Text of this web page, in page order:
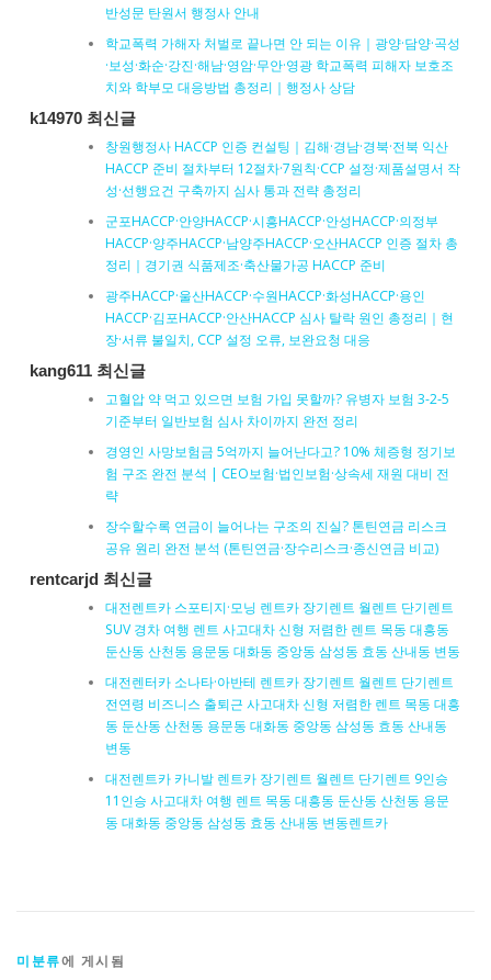
반성문 탄원서 행정사 안내
학교폭력 가해자 처벌로 끝나면 안 되는 이유｜광양·담양·곡성
·보성·화순·강진·해남·영암·무안·영광 학교폭력 피해자 보호조
치와 학부모 대응방법 총정리｜행정사 상담
k14970 최신글
창원행정사 HACCP 인증 컨설팅｜김해·경남·경북·전북 익산
HACCP 준비 절차부터 12절차·7원칙·CCP 설정·제품설명서 작
성·선행요건 구축까지 심사 통과 전략 총정리
군포HACCP·안양HACCP·시흥HACCP·안성HACCP·의정부
HACCP·양주HACCP·남양주HACCP·오산HACCP 인증 절차 총
정리｜경기권 식품제조·축산물가공 HACCP 준비
광주HACCP·울산HACCP·수원HACCP·화성HACCP·용인
HACCP·김포HACCP·안산HACCP 심사 탈락 원인 총정리｜현
장·서류 불일치, CCP 설정 오류, 보완요청 대응
kang611 최신글
고혈압 약 먹고 있으면 보험 가입 못할까? 유병자 보험 3-2-5
기준부터 일반보험 심사 차이까지 완전 정리
경영인 사망보험금 5억까지 늘어난다고? 10% 체증형 정기보
험 구조 완전 분석 | CEO보험·법인보험·상속세 재원 대비 전
략
장수할수록 연금이 늘어나는 구조의 진실? 톤틴연금 리스크
공유 원리 완전 분석 (톤틴연금·장수리스크·종신연금 비교)
rentcarjd 최신글
대전렌트카 스포티지·모닝 렌트카 장기렌트 월렌트 단기렌트
SUV 경차 여행 렌트 사고대차 신형 저렴한 렌트 목동 대흥동
둔산동 산천동 용문동 대화동 중앙동 삼성동 효동 산내동 변동
대전렌터카 소나타·아반테 렌트카 장기렌트 월렌트 단기렌트
전연령 비즈니스 출퇴근 사고대차 신형 저렴한 렌트 목동 대흥
동 둔산동 산천동 용문동 대화동 중앙동 삼성동 효동 산내동
변동
대전렌트카 카니발 렌트카 장기렌트 월렌트 단기렌트 9인승
11인승 사고대차 여행 렌트 목동 대흥동 둔산동 산천동 용문
동 대화동 중앙동 삼성동 효동 산내동 변동렌트카
미분류에 게시됨